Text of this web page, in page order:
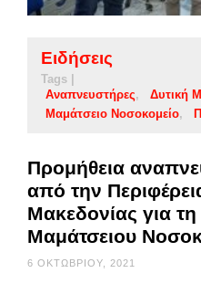
Ειδήσεις
Tags |
Αναπνευστήρες
Δυτική
Μαμάτσειο Νοσοκομείο
Προμήθεια
από την
Μακεδονίας για
Μαμάτσειου
6 ΟΚΤΩΒΡΊΟΥ, 2021